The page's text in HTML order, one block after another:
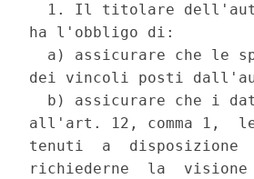
1. Il titolare
ha l'obbligo di:
a) assicurare che le
dei vincoli posti
b) assicurare che i
all'art. 12, comma 1,
tenuti  a  disposizione
richiederne  la